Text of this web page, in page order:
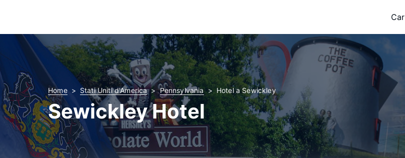
Home Stati Uniti d'America Pennsylvania Hotel a Sewickley
Sewickley Hotel